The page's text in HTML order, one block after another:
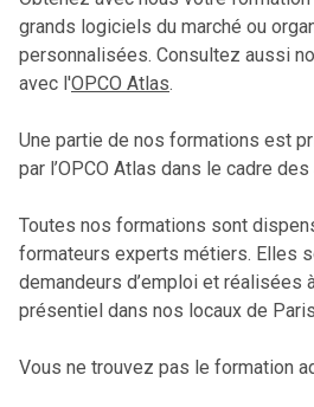
grands logiciels du marché ou
personnalisées. Consultez aussi
avec l'OPCO Atlas.
Une partie de nos formations est
par l’OPCO Atlas dans le cadre
Toutes nos formations sont
formateurs experts métiers. Elles
demandeurs d’emploi et réalisées
présentiel dans nos locaux de
Vous ne trouvez pas le formation